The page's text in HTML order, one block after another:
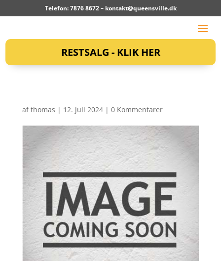
Telefon: 7876 8672 – kontakt@queensville.dk
RESTSALG - KLIK HER
afthomas | 12. juli 2024| 0 Kommentarer